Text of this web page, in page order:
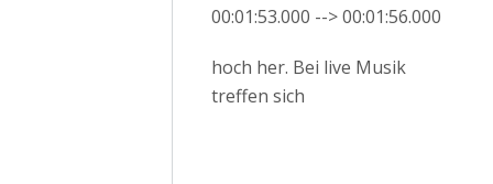
00:01:53.000 --> 00:01:56.000
hoch her. Bei live Musik
treffen sich